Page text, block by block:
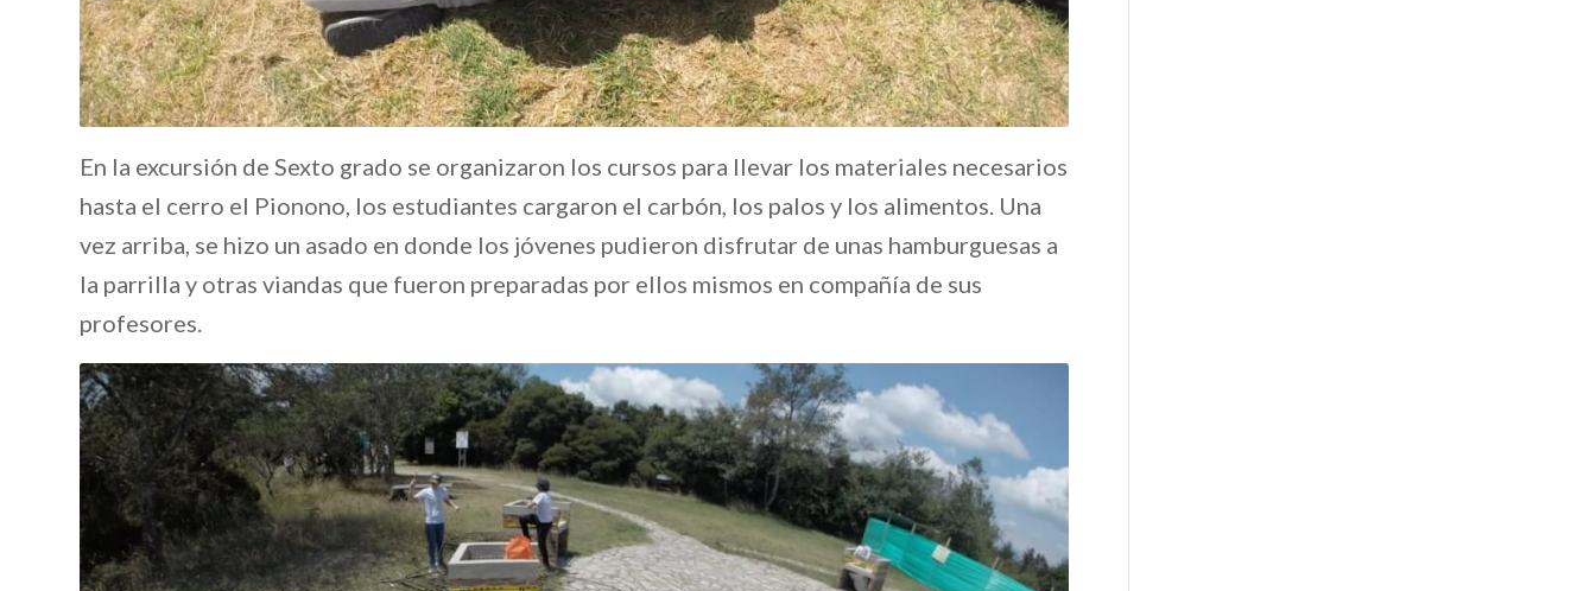
En la excursión de Sexto grado se organizaron los cursos para llevar los materiales necesarios
hasta el cerro el Pionono, los estudiantes cargaron el carbón, los palos y los alimentos. Una
vez arriba, se hizo un asado en donde los jóvenes pudieron disfrutar de unas hamburguesas a
la parrilla y otras viandas que fueron preparadas por ellos mismos en compañía de sus
profesores.